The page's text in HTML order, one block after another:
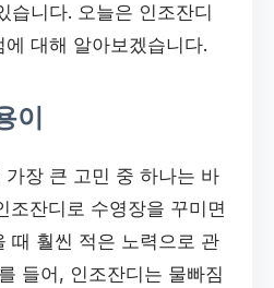
습니다. 오늘은 인조잔디
대해 알아보겠습니다.
이
장 큰 고민 중 하나는 바
조잔디로 수영장을 꾸미면
때 훨씬 적은 노력으로 관
들어, 인조잔디는 물빠짐